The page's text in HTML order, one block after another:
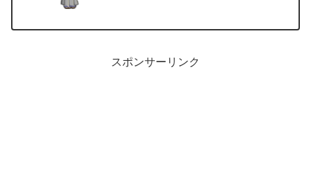
籍化
スポンサーリンク